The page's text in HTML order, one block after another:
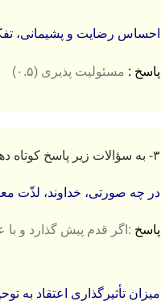
احساس رضايت و پشیمانی،
پاسخ : مسئولیت پذیری (۰.۵)
۳- به سؤالات زیر پاسخ كوتاه دهید.
در چه صورتی، خداوند، لذّت
پاسخ :اگر قدم پیش گذارد و
میزان تأثیرگذاری اعتقاد به